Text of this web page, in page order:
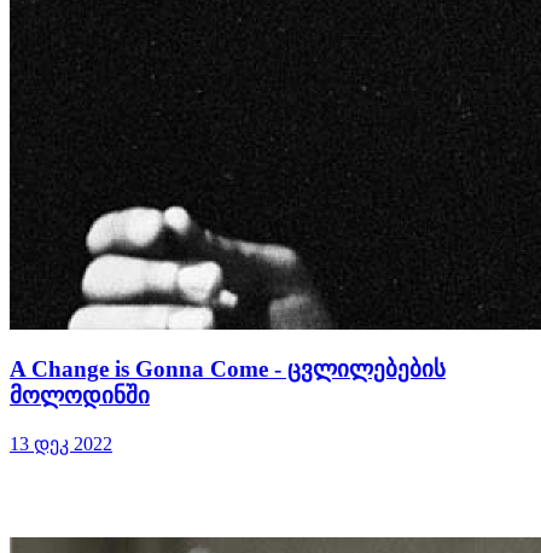
A Change is Gonna Come - ცვლილებების
მოლოდინში
13 დეკ 2022